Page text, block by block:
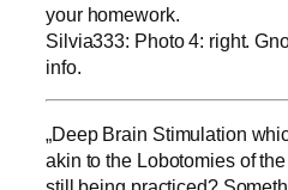
your homework.
Silvia333: Photo 4: right.
info.
„Deep Brain Stimulation
akin to the Lobotomies of